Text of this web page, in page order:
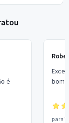
é
bom
para